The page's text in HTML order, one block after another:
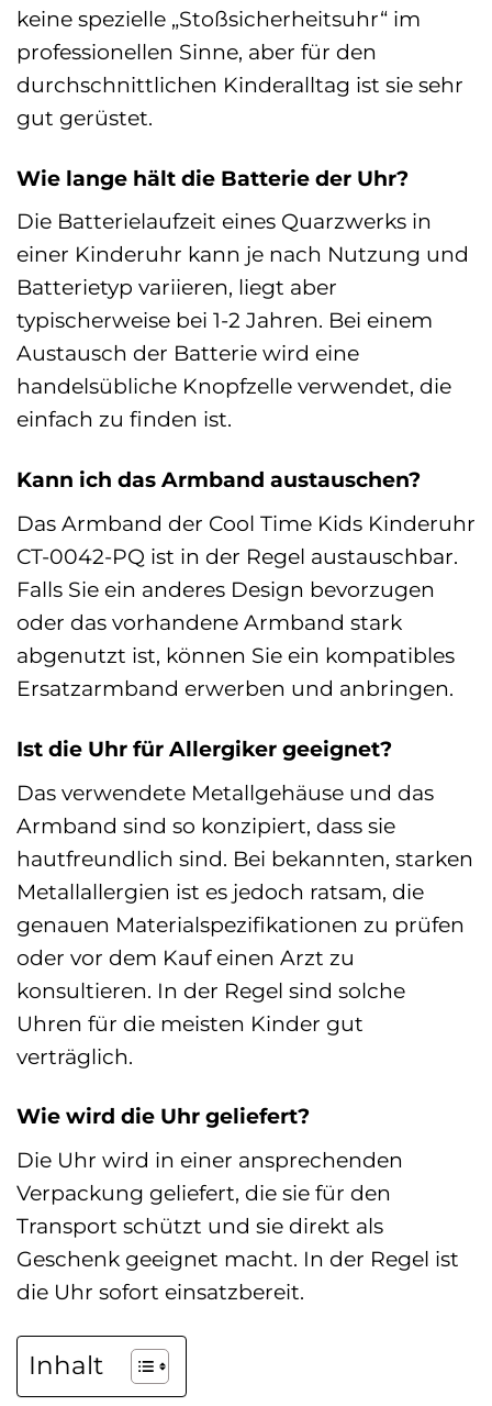
keine spezielle „Stoßsicherheitsuhr“ im
professionellen Sinne, aber für den
durchschnittlichen Kinderalltag ist sie sehr
gut gerüstet.
Wie lange hält die Batterie der Uhr?
Die Batterielaufzeit eines Quarzwerks in
einer Kinderuhr kann je nach Nutzung und
Batterietyp variieren, liegt aber
typischerweise bei 1-2 Jahren. Bei einem
Austausch der Batterie wird eine
handelsübliche Knopfzelle verwendet, die
einfach zu finden ist.
Kann ich das Armband austauschen?
Das Armband der Cool Time Kids Kinderuhr
CT-0042-PQ ist in der Regel austauschbar.
Falls Sie ein anderes Design bevorzugen
oder das vorhandene Armband stark
abgenutzt ist, können Sie ein kompatibles
Ersatzarmband erwerben und anbringen.
Ist die Uhr für Allergiker geeignet?
Das verwendete Metallgehäuse und das
Armband sind so konzipiert, dass sie
hautfreundlich sind. Bei bekannten, starken
Metallallergien ist es jedoch ratsam, die
genauen Materialspezifikationen zu prüfen
oder vor dem Kauf einen Arzt zu
konsultieren. In der Regel sind solche
Uhren für die meisten Kinder gut
verträglich.
Wie wird die Uhr geliefert?
Die Uhr wird in einer ansprechenden
Verpackung geliefert, die sie für den
Transport schützt und sie direkt als
Geschenk geeignet macht. In der Regel ist
die Uhr sofort einsatzbereit.
Inhalt